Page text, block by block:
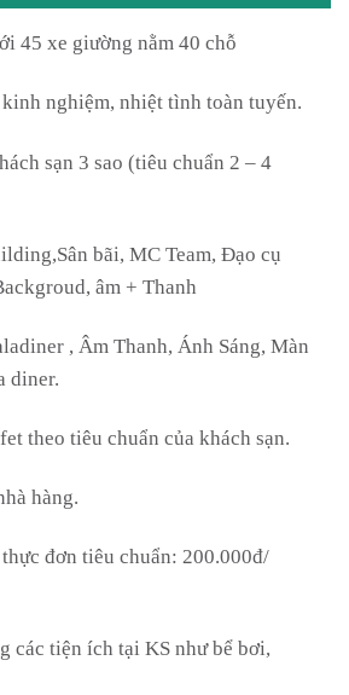
45 xe giường nằm 40 chỗ
nghiệm, nhiệt tình toàn tuyến.
sạn 3 sao (tiêu chuẩn 2 – 4
bãi, MC Team, Đạo cụ
âm + Thanh
, Âm Thanh, Ánh Sáng, Màn
diner.
theo tiêu chuẩn của khách sạn.
hàng.
đơn tiêu chuẩn: 200.000đ/
các tiện ích tại KS như bể bơi,